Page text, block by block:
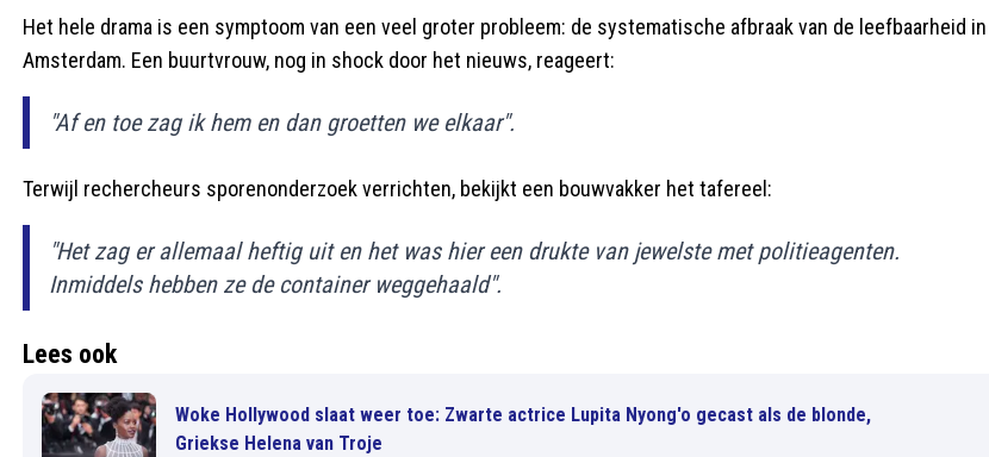
Het hele drama is een symptoom van een veel groter probleem: de systematische afbraak van de leefbaarheid in
Amsterdam. Een buurtvrouw, nog in shock door het nieuws, reageert:
"Af en toe zag ik hem en dan groetten we elkaar".
Terwijl rechercheurs sporenonderzoek verrichten, bekijkt een bouwvakker het tafereel:
"Het zag er allemaal heftig uit en het was hier een drukte van jewelste met politieagenten.
Inmiddels hebben ze de container weggehaald".
Lees ook
Woke Hollywood slaat weer toe: Zwarte actrice Lupita Nyong'o gecast als de blonde,
Griekse Helena van Troje